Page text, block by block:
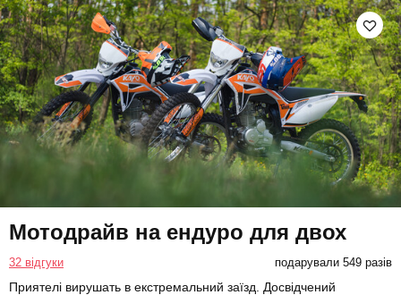
Мотодрайв на ендуро для двох
32 відгуки подарували 549 разів
Приятелі вирушать в екстремальний заїзд. Досвідчений